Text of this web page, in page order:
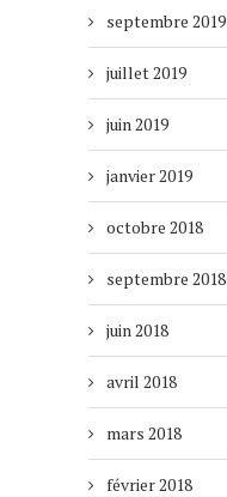
septembre 2019
juillet 2019
juin 2019
janvier 2019
octobre 2018
septembre 2018
juin 2018
avril 2018
mars 2018
février 2018